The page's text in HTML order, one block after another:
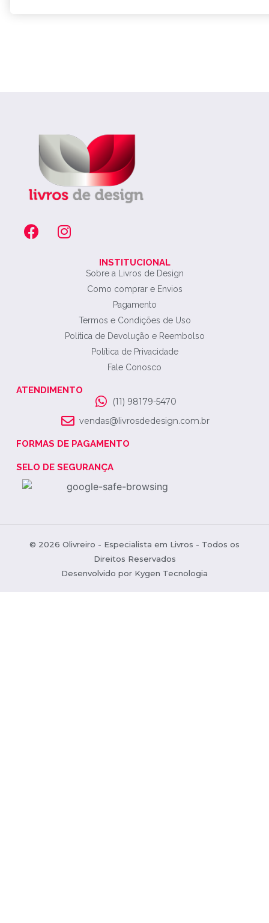
INSTITUCIONAL
Sobre a Livros de Design
Como comprar e Envios
Pagamento
Termos e Condições de Uso
Política de Devolução e Reembolso
Política de Privacidade
Fale Conosco
ATENDIMENTO
(11) 98179-5470
vendas@livrosdedesign.com.br
FORMAS DE PAGAMENTO
SELO DE SEGURANÇA
© 2026 Olivreiro - Especialista em Livros - Todos os
Direitos Reservados
Desenvolvido por Kygen Tecnologia